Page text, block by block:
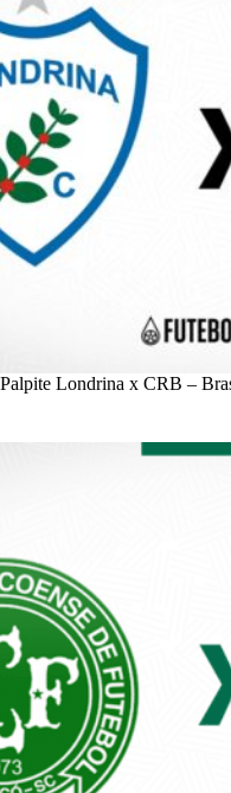
Palpite Londrina x CRB –